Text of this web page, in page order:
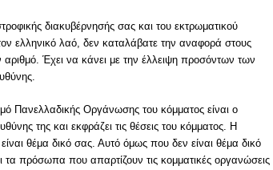
διακυβέρνησής σας και του εκτρωματικού
ελληνικό λαό, δεν καταλάβατε την αναφορά στους
Έχει να κάνει με την έλλειψη προσόντων των
Πανελλαδικής Οργάνωσης του κόμματος είναι ο
της και εκφράζει τις θέσεις του κόμματος. Η
θέμα δικό σας. Αυτό όμως που δεν είναι θέμα δικό
πρόσωπα που απαρτίζουν τις κομματικές οργανώσεις